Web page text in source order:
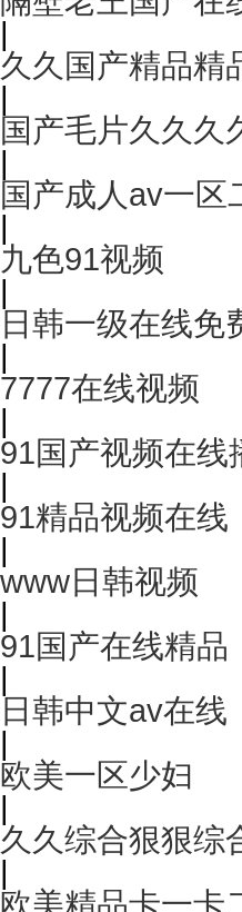
|
久久国产精品精
|
国产毛片久久久
|
国产成人av一区
|
九色91视频
|
日韩一级在线免
|
7777在线视频
|
91国产视频在线
|
91精品视频在线
|
www日韩视频
|
91国产在线精品
|
日韩中文av在线
|
欧美一区少妇
|
久久综合狠狠综
|
欧美精品卡一卡